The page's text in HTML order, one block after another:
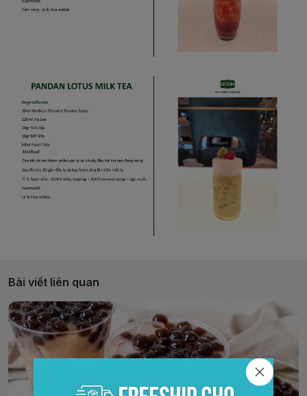
Bài viết liên quan